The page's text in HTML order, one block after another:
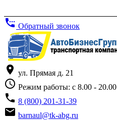
settings_phone Обратный звонок
place ул. Прямая д. 21
access_time Режим работы: с 8.00 -
phone 8 (800) 201-31-39
email barnaul@tk-abg.ru